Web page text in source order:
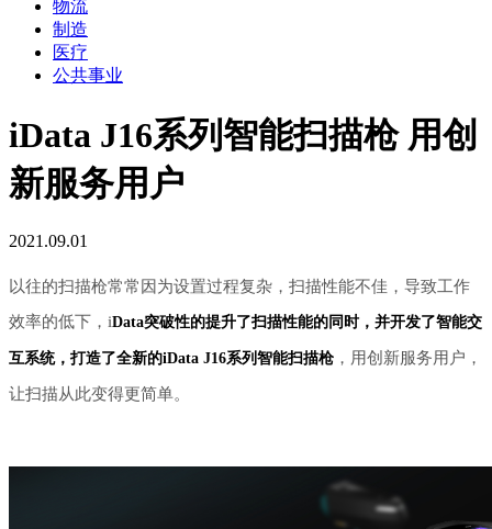
物流
制造
医疗
公共事业
iData J16系列智能扫描枪 用创
新服务用户
2021.09.01
以往的扫描枪常常因为设置过程复杂，扫描性能不佳，导致工作
效率的低下， iData突破性的提升了扫描性能的同时，并开发了智能交
互系统，打造了全新的iData J16系列智能扫描枪 ，用创新服务用户，
让扫描从此变得更简单。